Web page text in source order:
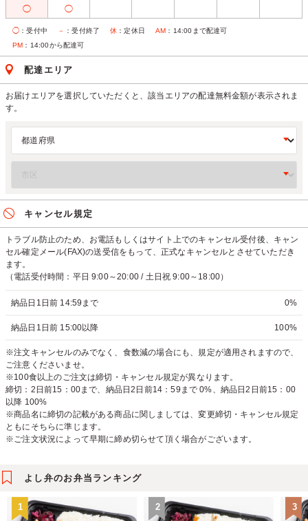
◯ ◯
◯ ：受付中 － ：受付終了 休 ：定休日 AM ：14:00まで配達可
PM ：14:00から配達可
配達エリア
お届けエリアを選択していただくと、該当エリアの配達無料金額が表示されま
す。
キャンセル規定
トラブル防止のため、お電話もしくはサイト上でのキャンセル受付後、キャン
セル確定メール(FAX)の送受信をもって、正式なキャンセルとさせていただき
ます。
（電話受付時間：平日 9:00～20:00 / 土日祝 9:00～18:00）
納品日1日前 14:59まで 0%
納品日1日前 15:00以降 100%
※注文キャンセルのみでなく、食数減の場合にも、規定が適用されますので、
ご注意くださいませ。
※100食以上のご注文は締切・キャンセル規定が異なります。
締切：2日前15：00まで、納品日2日前14：59まで 0%、納品日2日前15：00
以降 100%
※商品名に締切の記載がある商品に関しましては、変更締切・キャンセル規定
ともにそちらに準じます。
※ご注文状況によって早期に締め切らせて頂く場合がございます。
よし弁のお弁当ランキング
1 2 3